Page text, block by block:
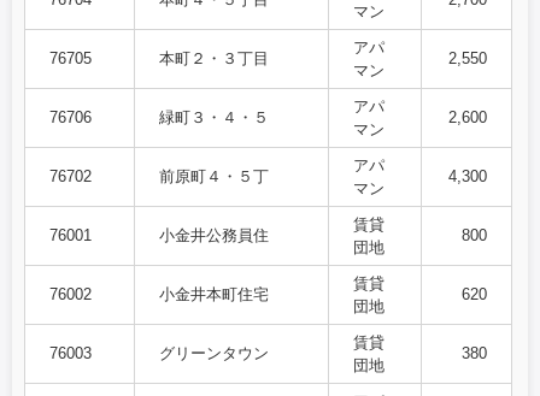
マン
76705 本町２・３丁目
アパ
マン
2,550
76706 緑町３・４・５
アパ
マン
2,600
76702 前原町４・５丁
アパ
マン
4,300
76001 小金井公務員住
賃貸
団地
800
76002 小金井本町住宅
賃貸
団地
620
76003 グリーンタウン
賃貸
団地
380